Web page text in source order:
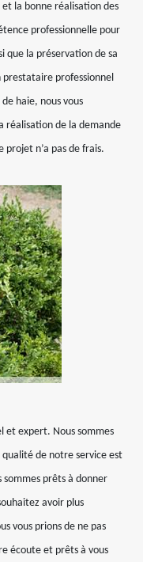
la bonne réalisation des
professionnelle pour
que la préservation de sa
prestataire professionnel
haie, nous vous
réalisation de la demande
projet n’a pas de frais.
et expert. Nous sommes
de notre service est
sommes prêts à donner
avoir plus
vous prions de ne pas
écoute et prêts à vous